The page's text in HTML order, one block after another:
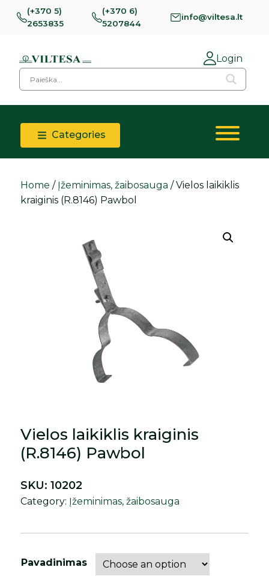
(+370 5)
2653835
(+370 6)
5207844
info@viltesa.lt
Login
Categories
Home / Įžeminimas, žaibosauga / Vielos laikiklis
kraiginis (R.8146) Pawbol
Vielos laikiklis kraiginis
(R.8146) Pawbol
Pavadinimas
SKU:10202
Category: Įžeminimas, žaibosauga